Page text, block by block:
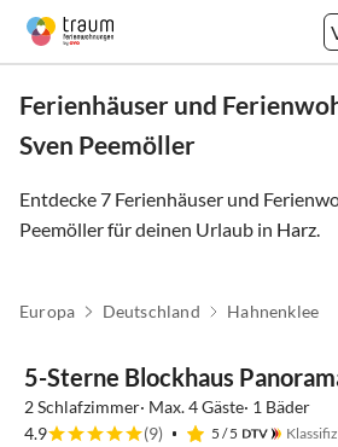
Ferienhäuser und
Sven Peemöller
Entdecke 7 Ferienhäuser und
Peemöller für deinen Urlaub in Harz.
Europa Deutschland Hahnenklee
2 Schlafzimmer· Max. 4 Gäste· 1 Bäder
4.9
(9) 5 / 5